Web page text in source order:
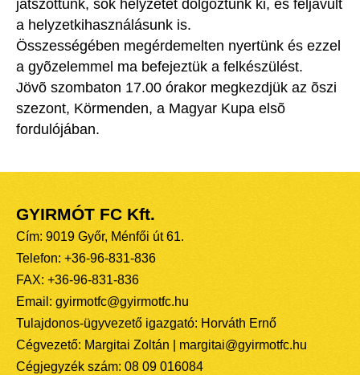
játszottunk, sok helyzetet dolgoztunk ki, és feljavult
a helyzetkihasználásunk is.
Összességében megérdemelten nyertünk és ezzel
a gyõzelemmel ma befejeztük a felkészülést.
Jövõ szombaton 17.00 órakor megkezdjük az õszi
szezont, Körmenden, a Magyar Kupa elsõ
fordulójában.
GYIRMÓT FC Kft.
Cím: 9019 Győr, Ménfői út 61.
Telefon: +36-96-831-836
FAX: +36-96-831-836
Email: gyirmotfc@gyirmotfc.hu
Tulajdonos-ügyvezető igazgató: Horváth Ernő
Cégvezető: Margitai Zoltán | margitai@gyirmotfc.hu
Cégjegyzék szám: 08 09 016084